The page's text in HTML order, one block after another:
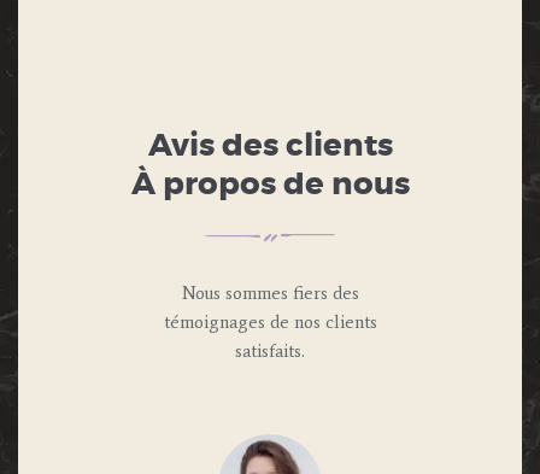
Avis des clients
À propos de nous
Nous sommes fiers des
témoignages de nos clients
satisfaits.